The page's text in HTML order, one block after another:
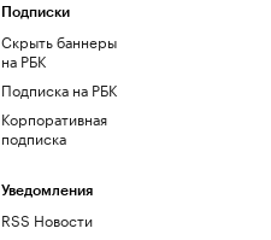
Подписки
Скрыть баннеры
на РБК
Подписка на РБК
Корпоративная
подписка
Уведомления
RSS Новости